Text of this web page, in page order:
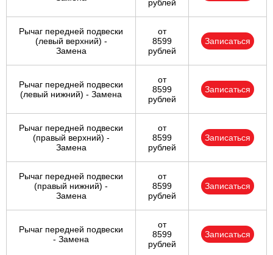
рублей
Рычаг передней подвески
(левый верхний) -
Замена
от
8599
рублей
Записаться
Рычаг передней подвески
(левый нижний) - Замена
от
8599
рублей
Записаться
Рычаг передней подвески
(правый верхний) -
Замена
от
8599
рублей
Записаться
Рычаг передней подвески
(правый нижний) -
Замена
от
8599
рублей
Записаться
Рычаг передней подвески
- Замена
от
8599
рублей
Записаться